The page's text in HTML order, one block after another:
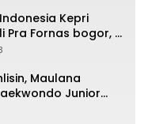
Kepri
Pra Fornas bogor, 3
Maulana
Junior
2026